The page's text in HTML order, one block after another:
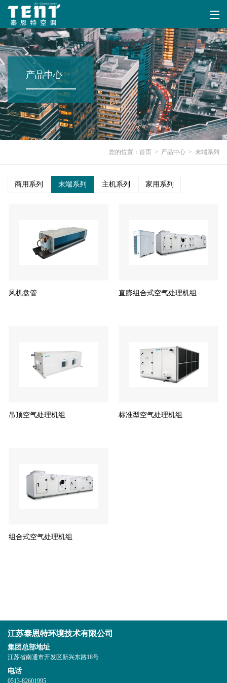
产品中心
您的位置： 首页 > 产品中心 > 末端系列
商用系列 末端系列 主机系列 家用系列
风机盘管 直膨组合式空气处理机组
吊顶空气处理机组 标准型空气处理机组
组合式空气处理机组
江苏泰恩特环境技术有限公司
集团总部地址
江苏省南通市开发区新兴东路18号
电话
0513-82601995